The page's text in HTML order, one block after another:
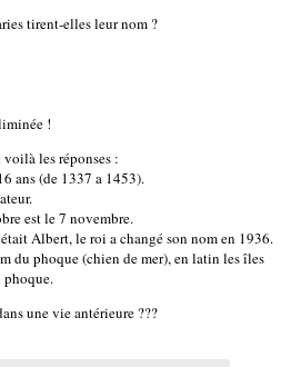
tirent-elles leur nom ?
!
les réponses :
ans (de 1337 a 1453).
est le 7 novembre.
Albert, le roi a changé son nom en 1936.
du phoque (chien de mer), en latin les îles
phoque.
une vie antérieure ???